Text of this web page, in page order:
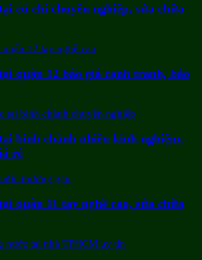
củ chi chuyên nghiệp, sửa chữa
quận 12 báo giá cạnh tranh, bảo
bình chánh nhiều kinh nghiệm,
rẻ
quận 11 tay nghề cao, sửa chữa